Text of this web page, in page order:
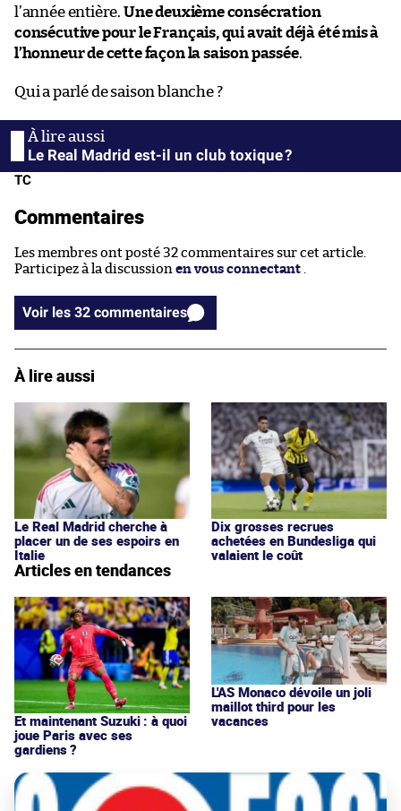
l’année entière. Une deuxième consécration
consécutive pour le Français, qui avait déjà été mis à
l’honneur de cette façon la saison passée.
Qui a parlé de saison blanche ?
Le Real Madrid est-il un club toxique ?
TC
Commentaires
Les membres ont posté 32 commentaires sur cet article.
Participez à la discussion en vous connectant
Voir les 32 commentaires
À lire aussi
Le Real Madrid cherche à
placer un de ses espoirs en
Italie
Dix grosses recrues
achetées en Bundesliga qui
valaient le coût
Articles en tendances
Et maintenant Suzuki : à quoi
joue Paris avec ses
gardiens ?
L'AS Monaco dévoile un joli
maillot third pour les
vacances